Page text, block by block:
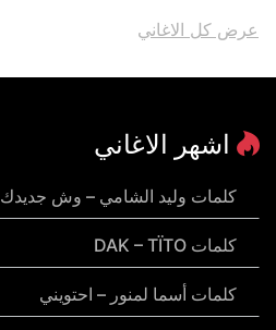
عرض كل الاغاني
اشهر الاغاني
كلمات وليد الشامي – وش جديدك
كلمات DAK – TÏTO
كلمات أسما لمنور – احتويني